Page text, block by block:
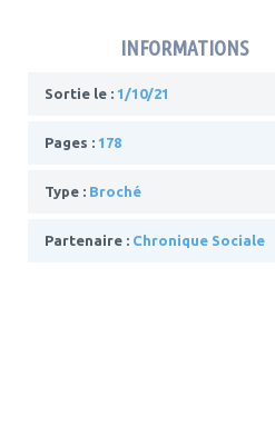
INFORMATIONS
Sortie le : 1/10/21
Pages : 178
Type : Broché
Partenaire : Chronique Sociale